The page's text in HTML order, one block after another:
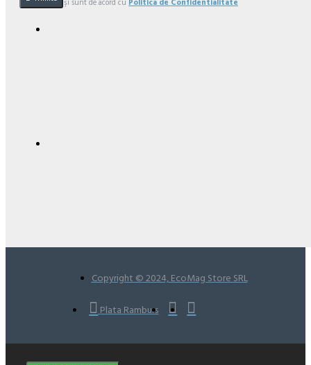
Am citit şi sunt de acord cu Politica de Confidentialitate
Copyright © 2024, EcoMag Store SRL
Plata Ramburs